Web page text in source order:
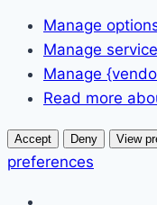
Manage
Manage
Manage
Read more
Accept Deny View
preferences